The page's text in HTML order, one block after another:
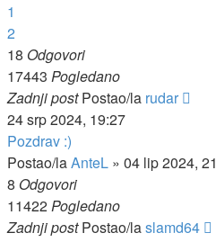
1
2
18 Odgovori
17443 Pogledano
Zadnji postPostao/la rudar
24 srp 2024, 19:27
Pozdrav :)
Postao/laAnteL » 04 lip 2024,
8 Odgovori
11422Pogledano
Zadnji postPostao/laslamd64